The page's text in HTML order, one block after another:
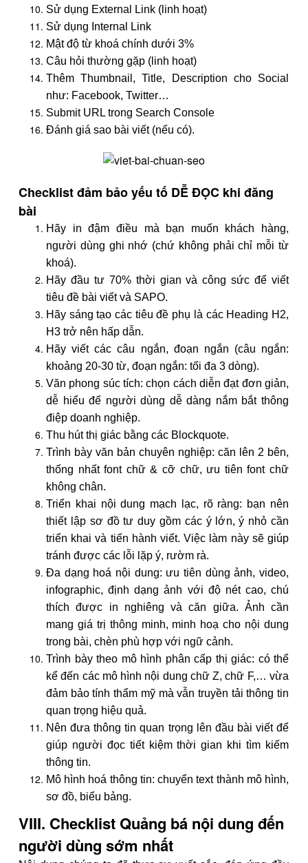
Sử dụng External Link (linh hoạt)
Sử dụng Internal Link
Mật độ từ khoá chính dưới 3%
Câu hỏi thường gặp (linh hoạt)
Thêm Thumbnail, Title, Description cho Social
như: Facebook, Twitter…
Submit URL trong Search Console
Đánh giá sao bài viết (nếu có).
Checklist đảm bảo yếu tố DỄ ĐỌC khi đăng
bài
Hãy in đậm điều mà bạn muốn khách hàng,
người dùng ghi nhớ (chứ không phải chỉ mỗi từ
khoá).
Hãy đầu tư 70% thời gian và công sức để viết
tiêu đề bài viết và SAPO.
Hãy sáng tạo các tiêu đề phụ là các Heading H2,
H3 trở nên hấp dẫn.
Hãy viết các câu ngắn, đoạn ngắn (câu ngắn:
khoảng 20-30 từ, đoạn ngắn: tối đa 3 dòng).
Văn phong súc tích: chọn cách diễn đạt đơn giản,
dễ hiểu để người dùng dễ dàng nắm bắt thông
điệp doanh nghiệp.
Thu hút thị giác bằng các Blockquote.
Trình bày văn bản chuyên nghiệp: căn lên 2 bên,
thống nhất font chữ & cỡ chữ, ưu tiên font chữ
không chân.
Triển khai nội dung mạch lạc, rõ ràng: bạn nên
thiết lập sơ đồ tư duy gồm các ý lớn, ý nhỏ cần
triển khai và tiến hành viết. Việc làm này sẽ giúp
tránh được các lỗi lặp ý, rườm rà.
Đa dạng hoá nội dung: ưu tiên dùng ảnh, video,
infographic, định dạng ảnh với độ nét cao, chú
thích được in nghiêng và căn giữa. Ảnh cần
mang giá trị thông minh, minh hoạ cho nội dung
trong bài, chèn phù hợp với ngữ cảnh.
Trình bày theo mô hình phân cấp thị giác: có thể
kể đến các mô hình nội dung chữ Z, chữ F,… vừa
đảm bảo tính thẩm mỹ mà vẫn truyền tải thông tin
quan trọng hiệu quả.
Nên đưa thông tin quan trọng lên đầu bài viết để
giúp người đọc tiết kiệm thời gian khi tìm kiếm
thông tin.
Mô hình hoá thông tin: chuyển text thành mô hình,
sơ đồ, biểu bảng.
VIII. Checklist Quảng bá nội dung đến
người dùng sớm nhất